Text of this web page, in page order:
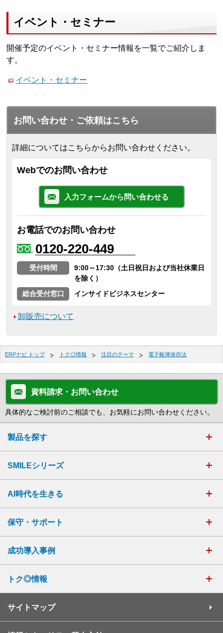
イベント・セミナー
開催予定のイベント・セミナー情報を一覧でご紹介しま
す。
イベント・セミナー
お問い合わせ・ご依頼はこちら
詳細についてはこちらからお問い合わせください。
Webでのお問い合わせ
入力フォームから問い合わせる
お電話でのお問い合わせ
0120-220-449
受付時間
9:00～17:30（土日祝日および当社休業日
を除く）
総合受付窓口
インサイドビジネスセンター
卸販売について
ERPナビ トップ トク◎情報 注目のテーマ 電子帳簿保存法
資料請求・お問い合わせ
具体的なご検討前のご相談でも、お気軽にお問い合わせください。
製品を探す
SMILEシリーズ
AI時代を生きる
保守・サポート
成功導入事例
トク◎情報
サイトマップ